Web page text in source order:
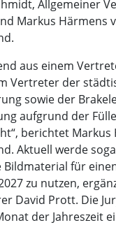
Allgemeiner
Markus Härmens
aus einem
Vertreter der
sowie der
aufgrund der
berichtet Markus
Aktuell werde
für
zu nutzen,
David Prott. Die
der Jahreszeit